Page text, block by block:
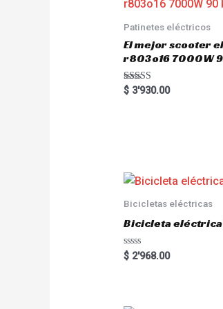
Patinetes eléctricos
El mejor scooter
r803o16 7000W
Rated
5.00
$3'930.00
Bicicletas eléctricas
Bicicleta
R
a
$2'968.00